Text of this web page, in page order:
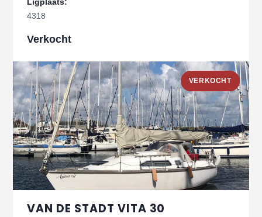
4318
Verkocht
VERKOCHT
VAN DE STADT VITA 30